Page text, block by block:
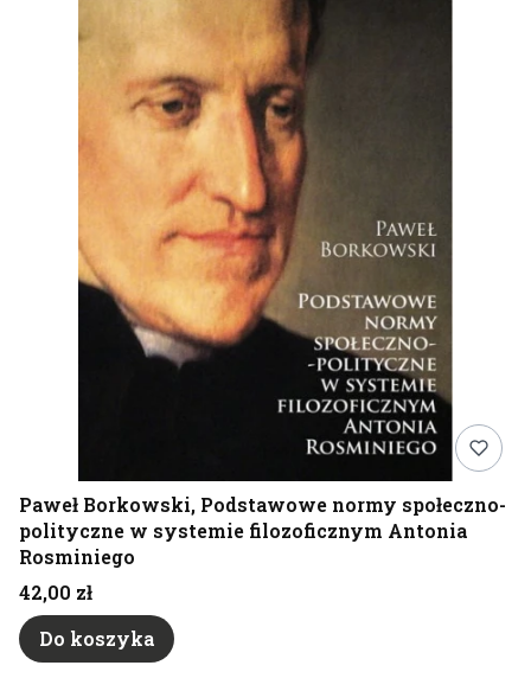
Paweł Borkowski, Podstawowe normy społeczno-
polityczne w systemie filozoficznym Antonia
Rosminiego
Cena
42,00 zł
Do koszyka